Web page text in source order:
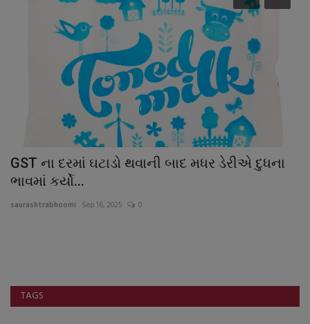
GST ના દરમાં ઘટાડો થવાની બાદ મધર ડેરીએ દુધના
ભાવમાં કર્યો...
saurashtrabhoomi Sep 16, 2025 0
TAGS